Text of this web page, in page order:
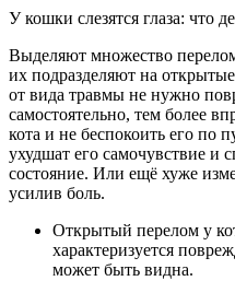
У кошки слезятся глаза: что
Выделяют множество
их подразделяют на
от вида травмы не нужно
самостоятельно, тем более
кота и не беспокоить его по
ухудшат его самочувствие и
состояние. Или ещё хуже
усилив боль.
Открытый перелом у
характеризуется
может быть видна.